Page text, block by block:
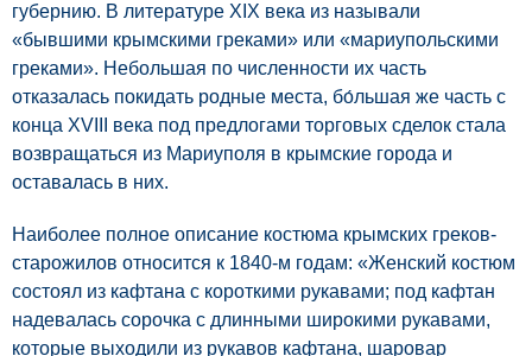
губернию. В литературе XIX века из называли
«бывшими крымскими греками» или «мариупольскими
греками». Небольшая по численности их часть
отказалась покидать родные места, бо́льшая же часть с
конца XVIII века под предлогами торговых сделок стала
возвращаться из Мариуполя в крымские города и
оставалась в них.
Наиболее полное описание костюма крымских греков-
старожилов относится к 1840-м годам: «Женский костюм
состоял из кафтана с короткими рукавами; под кафтан
надевалась сорочка с длинными широкими рукавами,
которые выходили из рукавов кафтана, шаровар